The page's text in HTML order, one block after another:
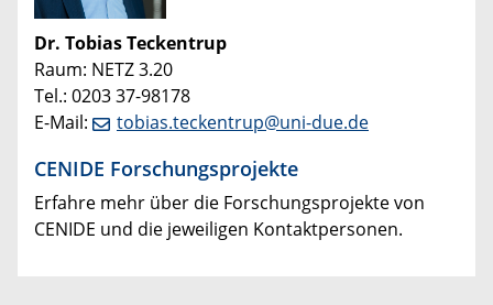
Dr. Tobias Teckentrup
Raum: NETZ 3.20
Tel.: 0203 37-98178
E-Mail:
tobias.teckentrup@uni-due.de
CENIDE Forschungsprojekte
Erfahre mehr über die Forschungsprojekte von
CENIDE und die jeweiligen Kontaktpersonen.